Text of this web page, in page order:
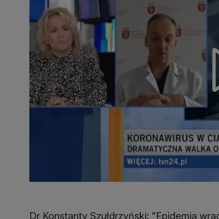
Dr Konstanty Szułdrzyński: "Epidemia